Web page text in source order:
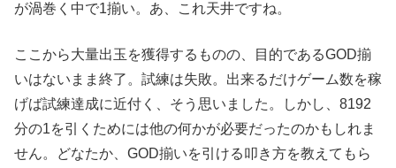
が渦巻く中で1揃い。あ、これ天井ですね。
ここから大量出玉を獲得するものの、目的であるGOD揃
いはないまま終了。試練は失敗。出来るだけゲーム数を稼
げば試練達成に近付く、そう思いました。しかし、8192
分の1を引くためには他の何かが必要だったのかもしれま
せん。どなたか、GOD揃いを引ける叩き方を教えてもら